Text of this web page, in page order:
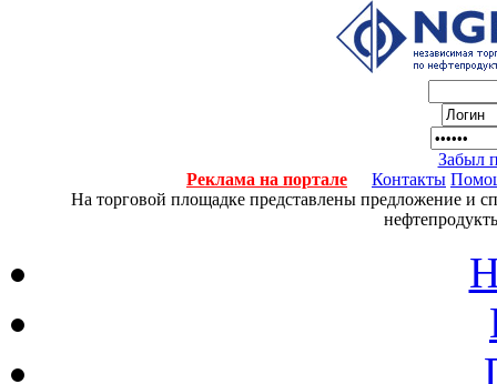
Забыл
Реклама на портале
Контакты
На торговой площадке представлены предложение и